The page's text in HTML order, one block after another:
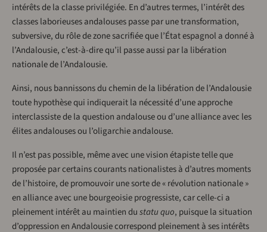
intérêts de la classe privilégiée. En d’autres termes, l’intérêt des
classes laborieuses andalouses passe par une transformation,
subversive, du rôle de zone sacrifiée que l’État espagnol a donné à
l’Andalousie, c’est-à-dire qu’il passe aussi par la libération
nationale de l’Andalousie.
Ainsi, nous bannissons du chemin de la libération de l’Andalousie
toute hypothèse qui indiquerait la nécessité d’une approche
interclassiste de la question andalouse ou d’une alliance avec les
élites andalouses ou l’oligarchie andalouse.
Il n’est pas possible, même avec une vision étapiste telle que
proposée par certains courants nationalistes à d’autres moments
de l’histoire, de promouvoir une sorte de « révolution nationale »
en alliance avec une bourgeoisie progressiste, car celle-ci a
pleinement intérêt au maintien dustatu quo, puisque la situation
d’oppression en Andalousie correspond pleinement à ses intérêts